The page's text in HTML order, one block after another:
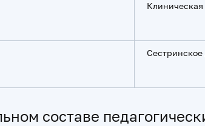
Клиническая
Сестринское
составе